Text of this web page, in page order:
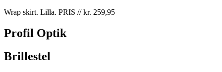
Wrap skirt. Lilla. PRIS // kr. 259,95
Profil Optik
Brillestel